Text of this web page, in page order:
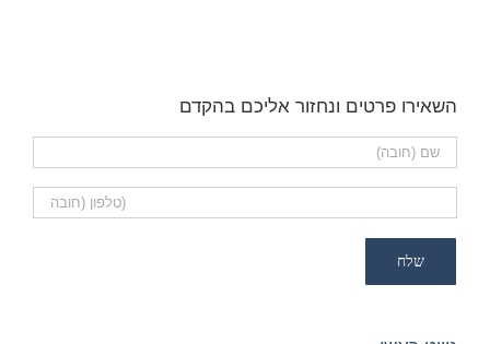
השאירו פרטים ונחזור אליכם בהקדם